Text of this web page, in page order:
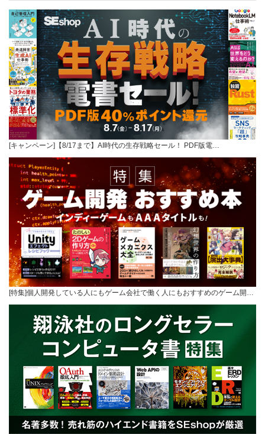
[キャンペーン]【8/17まで】AI時代の生存戦略セール！ PDF版電…
[特集]個人開発している人にもゲーム会社で働く人にもおすすめのゲーム開…